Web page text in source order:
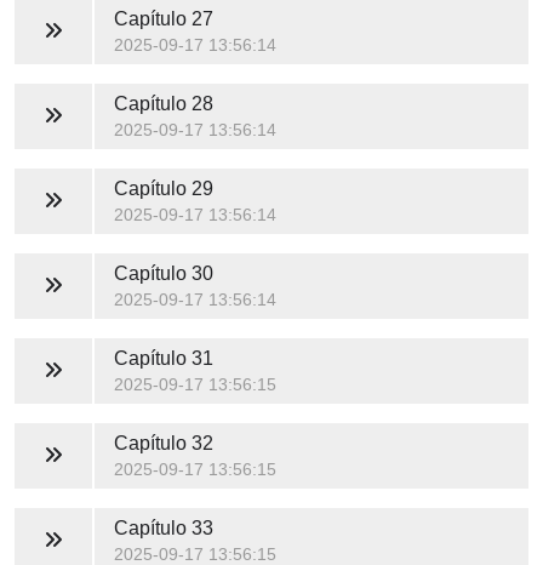
Capítulo 27
2025-09-17 13:56:14
Capítulo 28
2025-09-17 13:56:14
Capítulo 29
2025-09-17 13:56:14
Capítulo 30
2025-09-17 13:56:14
Capítulo 31
2025-09-17 13:56:15
Capítulo 32
2025-09-17 13:56:15
Capítulo 33
2025-09-17 13:56:15